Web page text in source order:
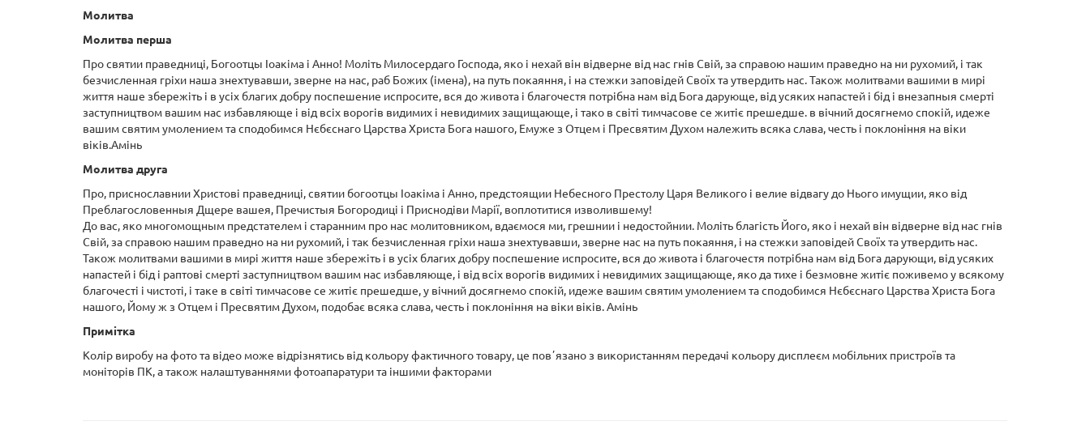
Молитва
Молитва перша
Про святии праведниці, Богоотцы Іоакіма і Анно! Моліть Милосердаго Господа, яко і нехай він відверне від нас гнів Свій, за справою нашим праведно на ни рухомий, і так
безчисленная гріхи наша знехтувавши, зверне на нас, раб Божих (імена), на путь покаяння, і на стежки заповідей Своїх та утвердить нас. Також молитвами вашими в мирі
життя наше збережіть і в усіх благих добру поспешение испросите, вся до живота і благочестя потрібна нам від Бога дарующе, від усяких напастей і бід і внезапныя смерті
заступництвом вашим нас избавляюще і від всіх ворогів видимих і невидимих защищающе, і тако в світі тимчасове се житіє прешедше. в вічний досягнемо спокій, идеже
вашим святим умолением та сподобимся Нєбєснаго Царства Христа Бога нашого, Емуже з Отцем і Пресвятим Духом належить всяка слава, честь і поклоніння на віки
віків.Амінь
Молитва друга
Про, приснославнии Христові праведниці, святии богоотцы Іоакіма і Анно, предстоящии Небесного Престолу Царя Великого і велие відвагу до Нього имущии, яко від
Преблагословенныя Дщере вашея, Пречистыя Богородиці і Приснодіви Марії, воплотитися изволившему!
До вас, яко многомощным предстателем і старанним про нас молитовником, вдаємося ми, грешнии і недостойнии. Моліть благість Його, яко і нехай він відверне від нас гнів
Свій, за справою нашим праведно на ни рухомий, і так безчисленная гріхи наша знехтувавши, зверне нас на путь покаяння, і на стежки заповідей Своїх та утвердить нас.
Також молитвами вашими в мирі життя наше збережіть і в усіх благих добру поспешение испросите, вся до живота і благочестя потрібна нам від Бога дарующи, від усяких
напастей і бід і раптові смерті заступництвом вашим нас избавляюще, і від всіх ворогів видимих і невидимих защищающе, яко да тихе і безмовне житіє поживемо у всякому
благочесті і чистоті, і таке в світі тимчасове се житіє прешедше, у вічний досягнемо спокій, идеже вашим святим умолением та сподобимся Нєбєснаго Царства Христа Бога
нашого, Йому ж з Отцем і Пресвятим Духом, подобає всяка слава, честь і поклоніння на віки віків. Амінь
Примітка
Колір виробу на фото та відео може відрізнятись від кольору фактичного товару, це повʼязано з використанням передачі кольору дисплеєм мобільних пристроїв та
моніторів ПК, а також налаштуваннями фотоапаратури та іншими факторами